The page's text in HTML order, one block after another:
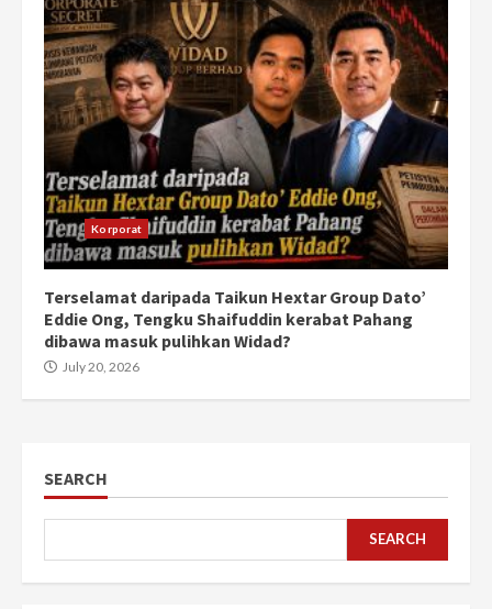
Korporat
Terselamat daripada Taikun Hextar Group Dato’
Eddie Ong, Tengku Shaifuddin kerabat Pahang
dibawa masuk pulihkan Widad?
July 20, 2026
SEARCH
SEARCH